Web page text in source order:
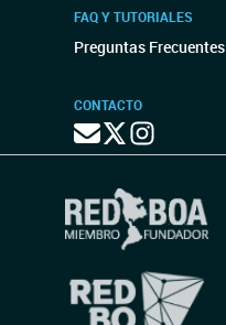
FAQ Y TUTORIALES
Preguntas Frecuentes
CONTACTO